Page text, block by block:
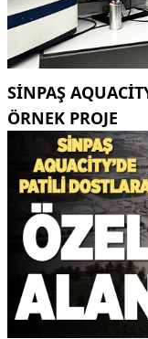
SINPAŞ
ÖRNEK PROJE